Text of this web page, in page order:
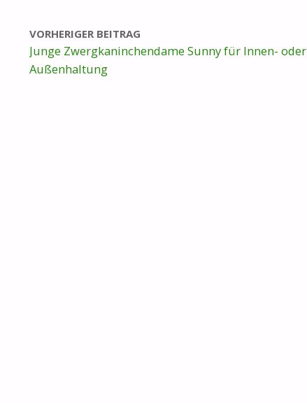
VORHERIGER BEITRAG
Junge Zwergkaninchendame Sunny für Innen- oder
Außenhaltung